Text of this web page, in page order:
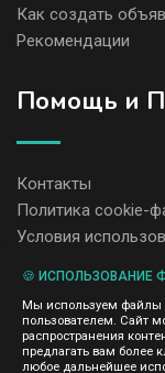
Как создать
Рекомендации
Помощь и
Контакты
Политика cookie-
Условия
содержание
Мы ценим
передаем и не
пользователей
🍪 ИСПОЛЬЗОВАНИЕ
Мы используем файлы
пользователем. Сайт
распространения
предлагать вам более
любое дальнейшее